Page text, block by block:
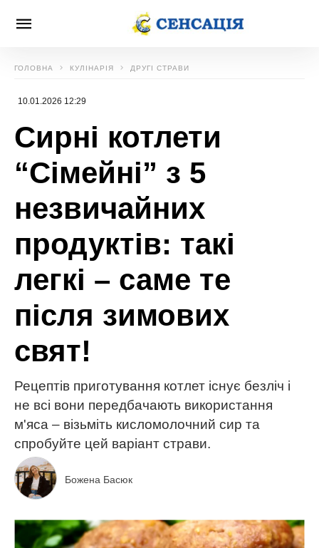
ГОЛОВНА КУЛІНАРІЯ ДРУГІ СТРАВИ
10.01.2026 12:29
Сирні котлети
“Сімейні” з 5
незвичайних
продуктів: такі
легкі – саме те
після зимових
свят!
Рецептів приготування котлет існує безліч і
не всі вони передбачають використання
м'яса – візьміть кисломолочний сир та
спробуйте цей варіант страви.
Божена Басюк